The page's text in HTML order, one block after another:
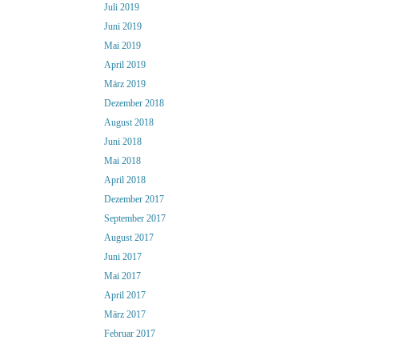
Juli 2019
Juni 2019
Mai 2019
April 2019
März 2019
Dezember 2018
August 2018
Juni 2018
Mai 2018
April 2018
Dezember 2017
September 2017
August 2017
Juni 2017
Mai 2017
April 2017
März 2017
Februar 2017